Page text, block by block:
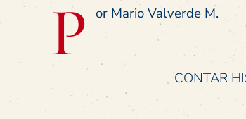
P or Mario Valverde M.
CONTAR